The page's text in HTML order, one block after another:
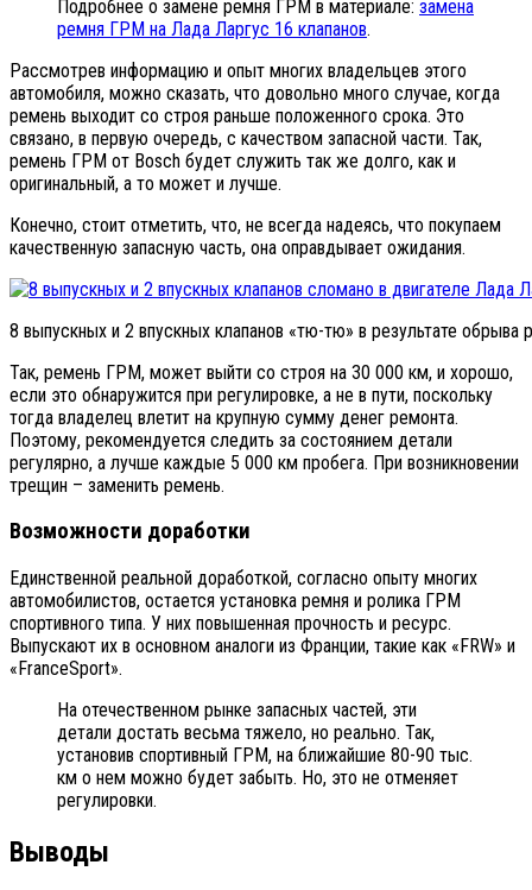
Подробнее о замене ремня ГРМ в материале: замена
ремня ГРМ на Лада Ларгус 16 клапанов.
Рассмотрев информацию и опыт многих владельцев этого
автомобиля, можно сказать, что довольно много случае, когда
ремень выходит со строя раньше положенного срока. Это
связано, в первую очередь, с качеством запасной части. Так,
ремень ГРМ от Bosch будет служить так же долго, как и
оригинальный, а то может и лучше.
Конечно, стоит отметить, что, не всегда надеясь, что покупаем
качественную запасную часть, она оправдывает ожидания.
8 выпускных и 2 впускных клапанов «тю-тю» в результате
Так, ремень ГРМ, может выйти со строя на 30 000 км, и хорошо,
если это обнаружится при регулировке, а не в пути, поскольку
тогда владелец влетит на крупную сумму денег ремонта.
Поэтому, рекомендуется следить за состоянием детали
регулярно, а лучше каждые 5 000 км пробега. При возникновении
трещин – заменить ремень.
Возможности доработки
Единственной реальной доработкой, согласно опыту многих
автомобилистов, остается установка ремня и ролика ГРМ
спортивного типа. У них повышенная прочность и ресурс.
Выпускают их в основном аналоги из Франции, такие как «FRW» и
«FranceSport».
На отечественном рынке запасных частей, эти
детали достать весьма тяжело, но реально. Так,
установив спортивный ГРМ, на ближайшие 80-90 тыс.
км о нем можно будет забыть. Но, это не отменяет
регулировки.
Выводы